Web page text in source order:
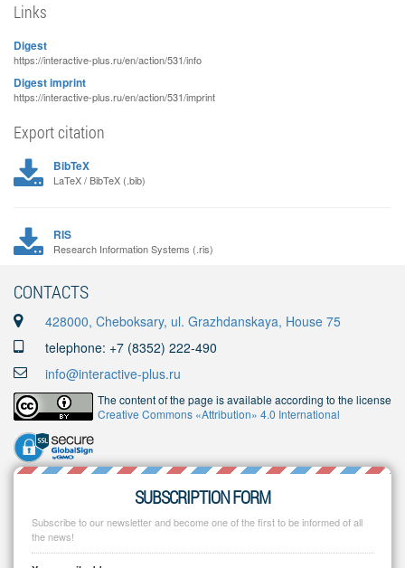
Links
Digest
https://interactive-plus.ru/en/action/531/info
Digest imprint
https://interactive-plus.ru/en/action/531/imprint
Export citation
BibTeX
LaTeX / BibTeX (.bib)
RIS
Research Information Systems (.ris)
CONTACTS
428000, Cheboksary, ul. Grazhdanskaya, House 75
telephone: +7 (8352) 222-490
info@interactive-plus.ru
The content of the page is available according to the license
Creative Commons «Attribution» 4.0 International
SUBSCRIPTION FORM
Subscribe to our newsletter and become one of the first to be informed of all
the news!